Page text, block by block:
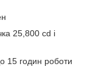
25,800 cd і
15 годин роботи